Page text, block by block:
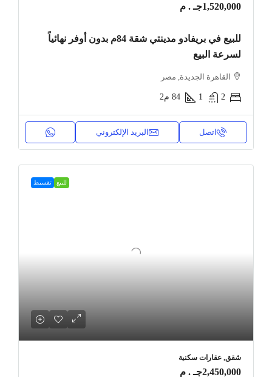
1,520,000جـ . م
للبيع في بريفادو مدينتي شقة 84م بدون أوفر نهائياً
لسرعة البيع
القاهرة الجديدة, مصر
2
1
84 م2
اتصل البريد الإلكتروني
للبيع تقسيط
شقق, عقارات سكنية
2,450,000جـ . م